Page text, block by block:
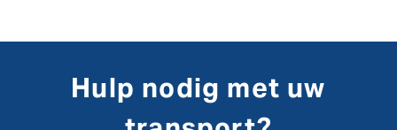
Hulp nodig met uw